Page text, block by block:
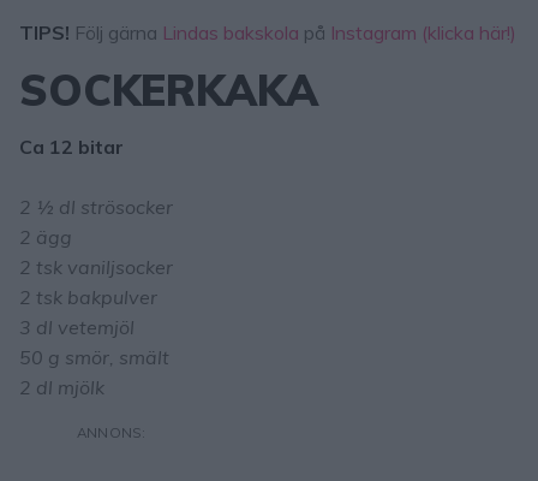
TIPS! Följ gärna Lindas bakskola på Instagram (klicka här!)
SOCKERKAKA
Ca 12 bitar
2 ½ dl strösocker
2 ägg
2 tsk vaniljsocker
2 tsk bakpulver
3 dl vetemjöl
50 g smör, smält
2 dl mjölk